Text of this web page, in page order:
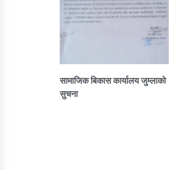
सामाजिक बिकास कार्यालय जुम्लाकाे
सुचना